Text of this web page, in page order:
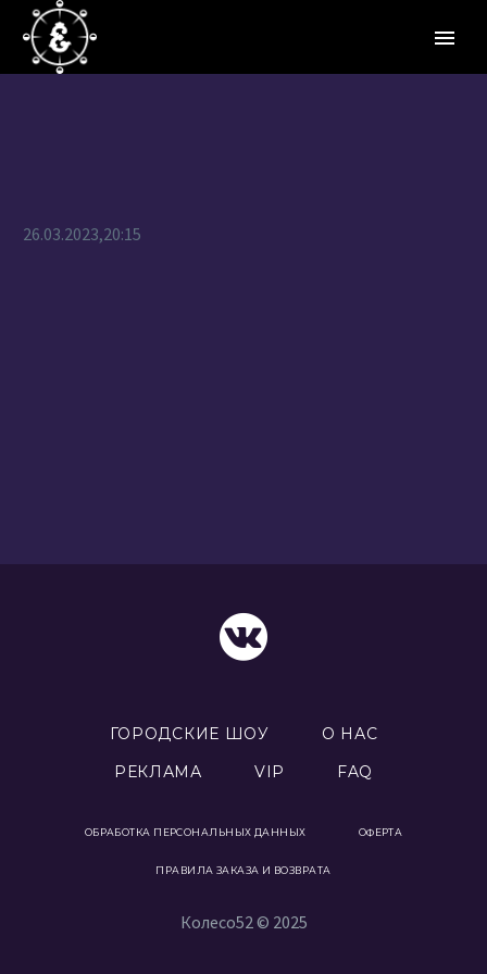
26.03.2023,20:15
ГОРОДСКИЕ ШОУ
О НАС
РЕКЛАМА
VIP FAQ
ОБРАБОТКА ПЕРСОНАЛЬНЫХ ДАННЫХ ОФЕРТА
ПРАВИЛА ЗАКАЗА И ВОЗВРАТА
Колесо52 © 2025